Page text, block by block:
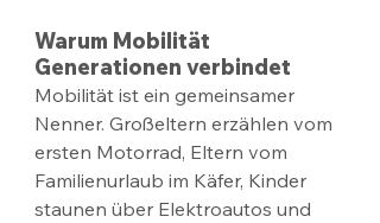
Warum Mobilität
Generationen verbindet
Mobilität ist ein gemeinsamer
Nenner. Großeltern erzählen vom
ersten Motorrad, Eltern vom
Familienurlaub im Käfer, Kinder
staunen über Elektroautos und